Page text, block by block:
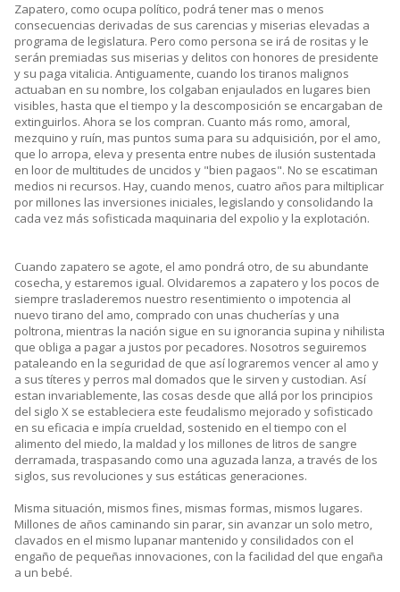
Zapatero, como ocupa político, podrá tener mas o menos
consecuencias derivadas de sus carencias y miserias elevadas a
programa de legislatura. Pero como persona se irá de rositas y le
serán premiadas sus miserias y delitos con honores de presidente
y su paga vitalicia. Antiguamente, cuando los tiranos malignos
actuaban en su nombre, los colgaban enjaulados en lugares bien
visibles, hasta que el tiempo y la descomposición se encargaban de
extinguirlos. Ahora se los compran. Cuanto más romo, amoral,
mezquino y ruín, mas puntos suma para su adquisición, por el amo,
que lo arropa, eleva y presenta entre nubes de ilusión sustentada
en loor de multitudes de uncidos y "bien pagaos". No se escatiman
medios ni recursos. Hay, cuando menos, cuatro años para miltiplicar
por millones las inversiones iniciales, legislando y consolidando la
cada vez más sofisticada maquinaria del expolio y la explotación.
Cuando zapatero se agote, el amo pondrá otro, de su abundante
cosecha, y estaremos igual. Olvidaremos a zapatero y los pocos de
siempre trasladeremos nuestro resentimiento o impotencia al
nuevo tirano del amo, comprado con unas chucherías y una
poltrona, mientras la nación sigue en su ignorancia supina y nihilista
que obliga a pagar a justos por pecadores. Nosotros seguiremos
pataleando en la seguridad de que así lograremos vencer al amo y
a sus títeres y perros mal domados que le sirven y custodian. Así
estan invariablemente, las cosas desde que allá por los principios
del siglo X se estableciera este feudalismo mejorado y sofisticado
en su eficacia e impía crueldad, sostenido en el tiempo con el
alimento del miedo, la maldad y los millones de litros de sangre
derramada, traspasando como una aguzada lanza, a través de los
siglos, sus revoluciones y sus estáticas generaciones.
Misma situación, mismos fines, mismas formas, mismos lugares.
Millones de años caminando sin parar, sin avanzar un solo metro,
clavados en el mismo lupanar mantenido y consilidados con el
engaño de pequeñas innovaciones, con la facilidad del que engaña
a un bebé.